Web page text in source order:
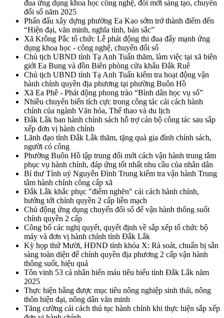
đua ứng dụng khoa học công nghệ, đổi mới sáng tạo, chuyển
đổi số năm 2025
Phấn đấu xây dựng phường Ea Kao sớm trở thành điểm đến
“Hiện đại, văn minh, nghĩa tình, bản sắc”
Xã Krông Pắc tổ chức Lễ phát động thi đua đẩy mạnh ứng
dụng khoa học - công nghệ, chuyển đổi số
Chủ tịch UBND tỉnh Tạ Anh Tuấn thăm, làm việc tại xã biên
giới Ea Bung và đồn Biên phòng cửa khẩu Đắk Ruê
Chủ tịch UBND tỉnh Tạ Anh Tuấn kiểm tra hoạt động vận
hành chính quyền địa phương tại phường Buôn Hồ
Xã Ea Phê - Phát động phong trào “Bình dân học vụ số”
Nhiều chuyển biến tích cực trong công tác cải cách hành
chính của ngành Văn hóa, Thể thao và du lịch
Đắk Lắk ban hành chính sách hỗ trợ cán bộ công tác sau sắp
xếp đơn vị hành chính
Lãnh đạo tỉnh Đắk Lắk thăm, tặng quà gia đình chính sách,
người có công
Phường Buôn Hồ tập trung đổi mới cách vận hành trung tâm
phục vụ hành chính, đáp ứng tốt nhất nhu cầu của nhân dân
Bí thư Tỉnh uỷ Nguyễn Đình Trung kiểm tra vận hành Trung
tâm hành chính công cấp xã
Đắk Lắk khắc phục "điểm nghẽn" cải cách hành chính,
hướng tới chính quyền 2 cấp liền mạch
Chủ động ứng dụng chuyển đổi số để vận hành thông suốt
chính quyền 2 cấp
Công bố các nghị quyết, quyết định về sắp xếp tổ chức bộ
máy và đơn vị hành chính tỉnh Đắk Lắk
Kỳ họp thứ Mười, HĐND tỉnh khóa X: Rà soát, chuẩn bị sẵn
sàng toàn diện để chính quyền địa phương 2 cấp vận hành
thông suốt, hiệu quả
Tôn vinh 53 cá nhân hiến máu tiêu biểu tỉnh Đắk Lắk năm
2025
Thực hiện bằng được mục tiêu nông nghiệp sinh thái, nông
thôn hiện đại, nông dân văn minh
Tăng cường cải cách thủ tục hành chính khi thực hiện sắp xếp